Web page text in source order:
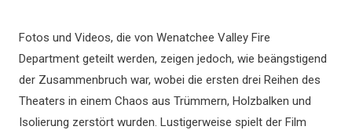
Fotos und Videos, die von Wenatchee Valley Fire
Department geteilt werden, zeigen jedoch, wie beängstigend
der Zusammenbruch war, wobei die ersten drei Reihen des
Theaters in einem Chaos aus Trümmern, Holzbalken und
Isolierung zerstört wurden. Lustigerweise spielt der Film